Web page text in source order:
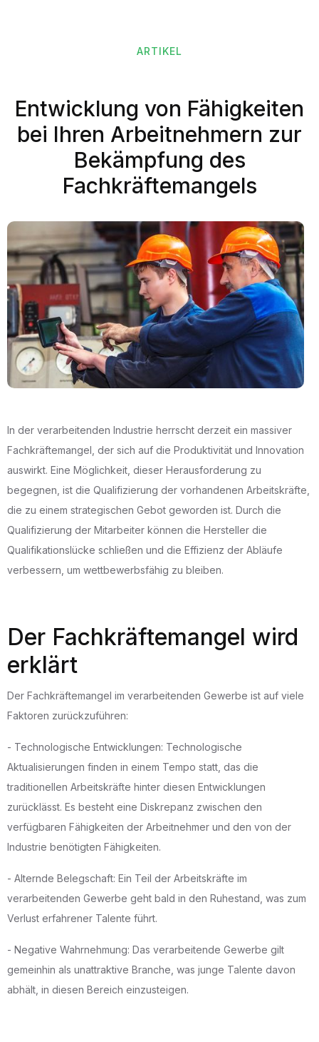
ARTIKEL
Entwicklung von Fähigkeiten
bei Ihren Arbeitnehmern zur
Bekämpfung des
Fachkräftemangels
In der verarbeitenden Industrie herrscht derzeit ein massiver
Fachkräftemangel, der sich auf die Produktivität und Innovation
auswirkt. Eine Möglichkeit, dieser Herausforderung zu
begegnen, ist die Qualifizierung der vorhandenen Arbeitskräfte,
die zu einem strategischen Gebot geworden ist. Durch die
Qualifizierung der Mitarbeiter können die Hersteller die
Qualifikationslücke schließen und die Effizienz der Abläufe
verbessern, um wettbewerbsfähig zu bleiben.
Der Fachkräftemangel wird
erklärt
Der Fachkräftemangel im verarbeitenden Gewerbe ist auf viele
Faktoren zurückzuführen:
- Technologische Entwicklungen: Technologische
Aktualisierungen finden in einem Tempo statt, das die
traditionellen Arbeitskräfte hinter diesen Entwicklungen
zurücklässt. Es besteht eine Diskrepanz zwischen den
verfügbaren Fähigkeiten der Arbeitnehmer und den von der
Industrie benötigten Fähigkeiten.
- Alternde Belegschaft: Ein Teil der Arbeitskräfte im
verarbeitenden Gewerbe geht bald in den Ruhestand, was zum
Verlust erfahrener Talente führt.
- Negative Wahrnehmung: Das verarbeitende Gewerbe gilt
gemeinhin als unattraktive Branche, was junge Talente davon
abhält, in diesen Bereich einzusteigen.